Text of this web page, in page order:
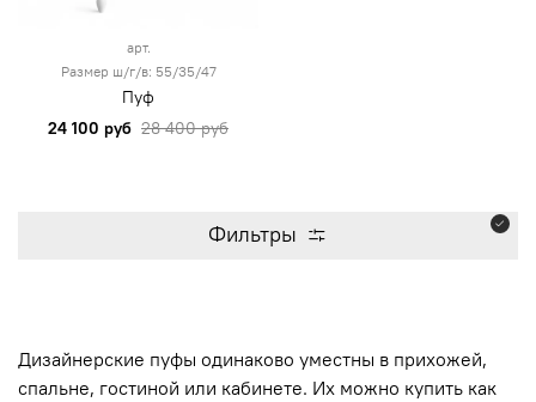
арт.
Размер ш/г/в: 55/35/47
Пуф
24 100 руб 28 400 руб
Фильтры
Дизайнерские пуфы одинаково уместны в прихожей,
спальне, гостиной или кабинете. Их можно купить как